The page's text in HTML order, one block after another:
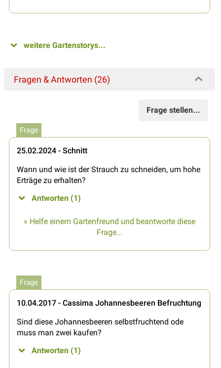
weitere Gartenstorys...
Fragen & Antworten (26)
Frage stellen...
Frage
25.02.2024 - Schnitt
Wann und wie ist der Strauch zu schneiden, um hohe
Erträge zu erhalten?
Antworten (1)
» Helfe einem Gartenfreund und beantworte diese
Frage...
Frage
10.04.2017 - Cassima Johannesbeeren Befruchtung
Sind diese Johannesbeeren selbstfruchtend ode
muss man zwei kaufen?
Antworten (1)